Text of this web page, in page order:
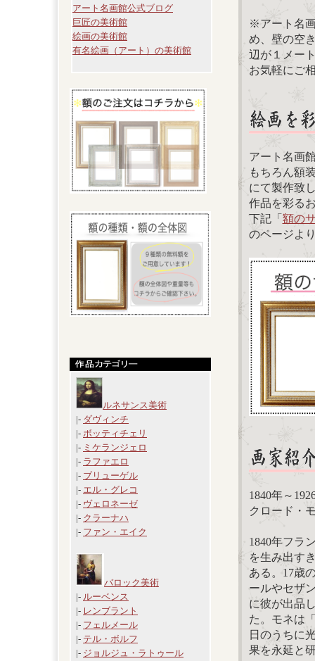
アート名画館公式ブログ
巨匠の美術館
絵画の美術館
有名絵画（アート）の美術館
ルネサンス美術
|- ダヴィンチ
|- ボッティチェリ
|- ミケランジェロ
|- ラファエロ
|- ブリューゲル
|- エル・グレコ
|- ヴェロネーゼ
|- クラーナハ
|- ファン・エイク
バロック美術
|- ルーベンス
|- レンブラント
|- フェルメール
|- テル・ボルフ
|- ジョルジュ・ラトゥール
※アート名
め、壁の空
辺が１メー
お気軽にご
アート名画
もちろん額
にて製作致
作品を彩る
下記「額の
のページよ
1840年～
クロード
1840年フラ
を生み出す
ある。17歳
ールやセザ
に彼が出品
た。モネは
日のうちに
果を永延と